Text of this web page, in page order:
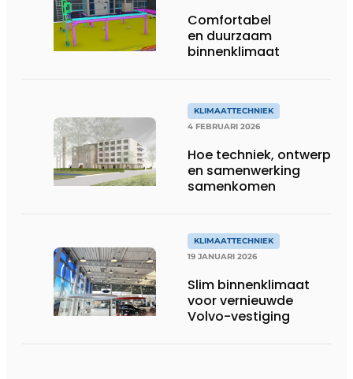
Comfortabel
en duurzaam
binnenklimaat
KLIMAATTECHNIEK
4 FEBRUARI 2026
Hoe techniek, ontwerp
en samenwerking
samenkomen
KLIMAATTECHNIEK
19 JANUARI 2026
Slim binnenklimaat
voor vernieuwde
Volvo-vestiging